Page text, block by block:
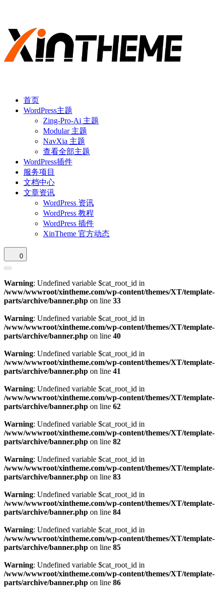
首页
WordPress主题
Zing-Pro-Ai 主题
Modular 主题
NavXia 主题
查看全部主题
WordPress插件
服务项目
文档中心
文章资讯
WordPress 资讯
WordPress 教程
WordPress 插件
XinTheme 官方动态
0
Warning: Undefined variable $cat_root_id in
/www/wwwroot/xintheme.com/wp-content/themes/XT/template-
parts/archive/banner.php on line 33
Warning: Undefined variable $cat_root_id in
/www/wwwroot/xintheme.com/wp-content/themes/XT/template-
parts/archive/banner.php on line 40
Warning: Undefined variable $cat_root_id in
/www/wwwroot/xintheme.com/wp-content/themes/XT/template-
parts/archive/banner.php on line 41
Warning: Undefined variable $cat_root_id in
/www/wwwroot/xintheme.com/wp-content/themes/XT/template-
parts/archive/banner.php on line 62
Warning: Undefined variable $cat_root_id in
/www/wwwroot/xintheme.com/wp-content/themes/XT/template-
parts/archive/banner.php on line 82
Warning: Undefined variable $cat_root_id in
/www/wwwroot/xintheme.com/wp-content/themes/XT/template-
parts/archive/banner.php on line 83
Warning: Undefined variable $cat_root_id in
/www/wwwroot/xintheme.com/wp-content/themes/XT/template-
parts/archive/banner.php on line 84
Warning: Undefined variable $cat_root_id in
/www/wwwroot/xintheme.com/wp-content/themes/XT/template-
parts/archive/banner.php on line 85
Warning: Undefined variable $cat_root_id in
/www/wwwroot/xintheme.com/wp-content/themes/XT/template-
parts/archive/banner.php on line 86